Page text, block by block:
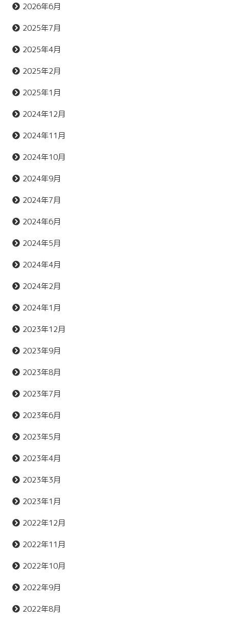
2026年6月
2025年7月
2025年4月
2025年2月
2025年1月
2024年12月
2024年11月
2024年10月
2024年9月
2024年7月
2024年6月
2024年5月
2024年4月
2024年2月
2024年1月
2023年12月
2023年9月
2023年8月
2023年7月
2023年6月
2023年5月
2023年4月
2023年3月
2023年1月
2022年12月
2022年11月
2022年10月
2022年9月
2022年8月